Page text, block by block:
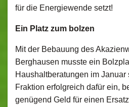
für die Energiewende setzt!
Ein Platz zum bolzen
Mit der Bebauung des
Berghausen musste ein
Haushaltberatungen im Januar
Fraktion erfolgreich dafür ein,
genügend Geld für einen